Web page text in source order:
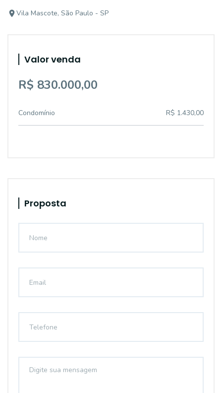
Vila Mascote, São Paulo - SP
Valor venda
R$ 830.000,00
Condomínio R$ 1.430,00
Proposta